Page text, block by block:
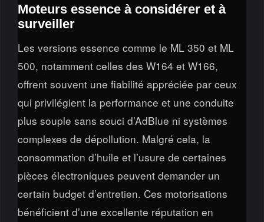
Moteurs essence à considérer et à
surveiller
Les versions essence comme le ML 350 et ML
500, notamment celles des W164 et W166,
offrent souvent une fiabilité appréciée par ceux
qui privilégient la performance et une conduite
plus souple sans souci d’AdBlue ni systèmes
complexes de dépollution. Malgré cela, la
consommation d’huile et l’usure de certaines
pièces électroniques peuvent demander un
certain budget d’entretien. Ces motorisations
bénéficient d’une excellente réputation en